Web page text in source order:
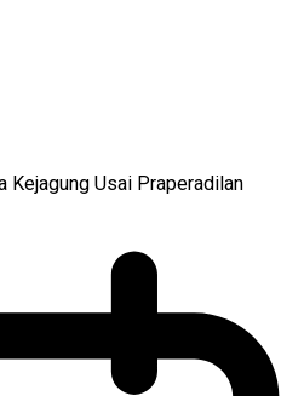
Kejagung Usai Praperadilan